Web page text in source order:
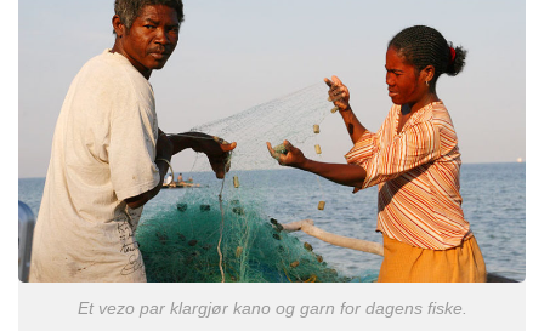
Et vezo par klargjør kano og garn for dagens fiske.